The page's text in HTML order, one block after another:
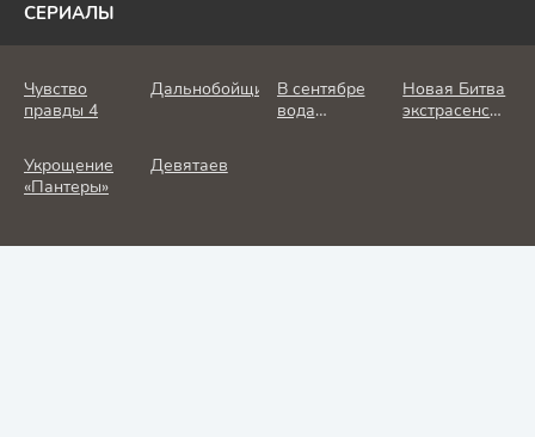
СЕРИАЛЫ
Чувство
правды 4
Дальнобойщик
В сентябре
вода
Новая Битва
экстрасенсов
Укрощение
«Пантеры»
Девятаев